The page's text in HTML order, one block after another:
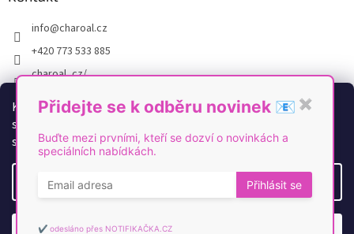
K personalizaci obsahu a reklam, poskytování funkcí
sociálních médií a analýze naší návštěvnosti využíváme
soubory cookies. Více informacízde.
info@charoal.cz
+420 773 533 885
charoal_cz/
https://www.youtube.com/@Charoal
Vytvořil Shoptet
Přidejte se k odběru novinek 📧 ✖
Buďte mezi prvními, kteří se dozví o novinkách a
speciálních nabídkách.
Přihlásit se
✔️ odesláno přes NOTIFIKAČKA.CZ